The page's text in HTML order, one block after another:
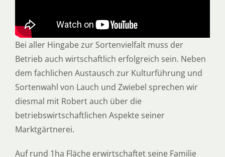
Bei aller Hingabe zur Sortenvielfalt muss der
Betrieb auch wirtschaftlich erfolgreich sein. Neben
dem fachlichen Austausch zur Kulturführung und
Sortenwahl von Lauch und Zwiebel sprechen wir
diesmal mit Robert auch über die
betriebswirtschaftlichen Aspekte seiner
Marktgärtnerei.
Auf rund 1ha Fläche erwirtschaftet seine Familie